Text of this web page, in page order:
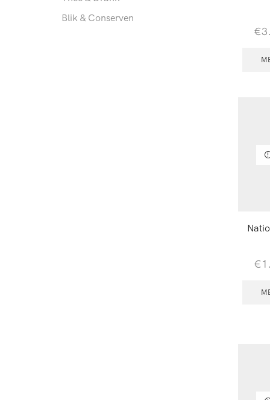
€
€
Blik & Conserven